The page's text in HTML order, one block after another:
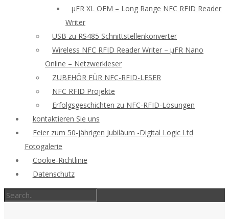
μFR XL OEM – Long Range NFC RFID Reader
Writer
USB zu RS485 Schnittstellenkonverter
Wireless NFC RFID Reader Writer – μFR Nano
Online – Netzwerkleser
ZUBEHÖR FÜR NFC-RFID-LESER
NFC RFID Projekte
Erfolgsgeschichten zu NFC-RFID-Lösungen
kontaktieren Sie uns
Feier zum 50-jährigen Jubiläum -Digital Logic Ltd
Fotogalerie
Cookie-Richtlinie
Datenschutz